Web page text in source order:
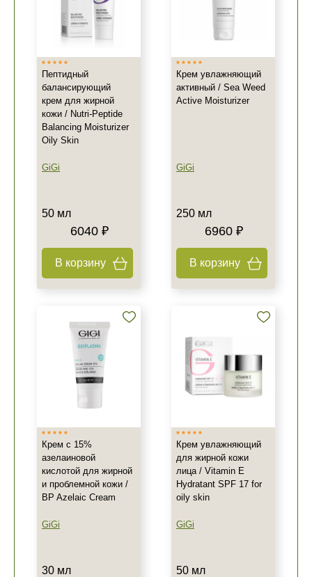
Пептидный
балансирующий
крем для жирной
кожи / Nutri-Peptide
Balancing Moisturizer
Oily Skin
GiGi
50 мл
6040 ₽
В корзину
Крем увлажняющий
активный / Sea Weed
Active Moisturizer
GiGi
250 мл
6960 ₽
В корзину
Крем с 15%
азелаиновой
кислотой для жирной
и проблемной кожи /
BP Azelaic Cream
GiGi
30 мл
Крем увлажняющий
для жирной кожи
лица / Vitamin E
Hydratant SPF 17 for
oily skin
GiGi
50 мл